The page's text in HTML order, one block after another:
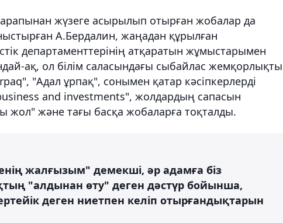
жүзеге асырылып отырған жобалар да
А.Бердалин, жаңадан құрылған
департаменттерінің атқаратын жұмыстарымен
ақ, ол білім саласындағы сыбайлас
"Адал ұрпақ", сонымен қатар кәсіпкерлерді
and investments", жолдардың сапасын
жол" және тағы басқа жобаларға тоқталды.
жалғызым" демекші, әр адамға біз
"алдынан өту" деген дәстүр бойынша,
деген ниетпен келіп отырғандықтарын